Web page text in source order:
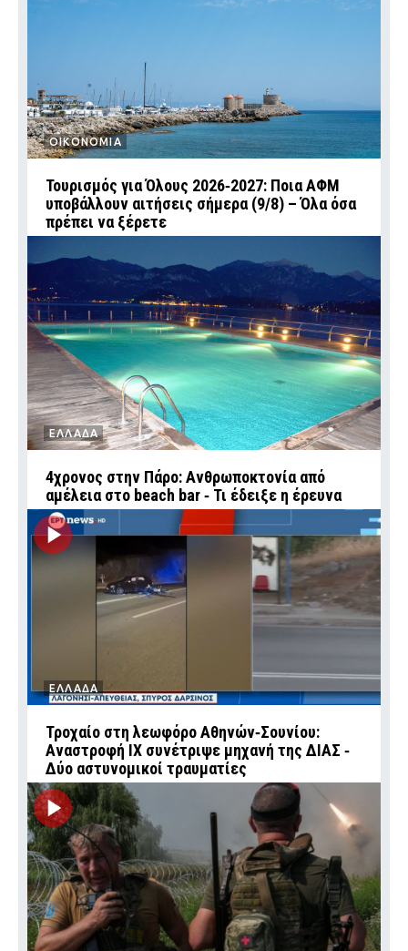
ΟΙΚΟΝΟΜΙΑ
Τουρισμός για Όλους 2026‑2027: Ποια ΑΦΜ
υποβάλλουν αιτήσεις σήμερα (9/8) – Όλα όσα
πρέπει να ξέρετε
ΕΛΛΑΔΑ
4χρονος στην Πάρο: Ανθρωποκτονία από
αμέλεια στο beach bar ‑ Τι έδειξε η έρευνα
ΕΛΛΑΔΑ
Τροχαίο στη λεωφόρο Αθηνών‑Σουνίου:
Αναστροφή ΙΧ συνέτριψε μηχανή της ΔΙΑΣ ‑
Δύο αστυνομικοί τραυματίες